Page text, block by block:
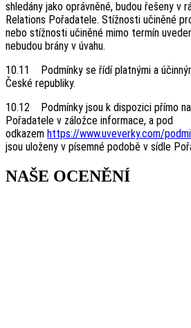
shledány jako oprávněné, budou řešeny v
Relations Pořadatele. Stížnosti učiněné
nebo stížnosti učiněné mimo termín
nebudou brány v úvahu.
10.11 Podmínky se řídí platnými a
České republiky.
10.12 Podmínky jsou k dispozici přímo
Pořadatele v záložce informace, a pod
odkazem https://www.uveverky.com/
jsou uloženy v písemné podobě v sídle
NAŠE OCENĚNÍ